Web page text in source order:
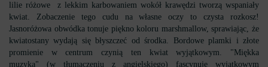
lilie różowe z lekkim karbowaniem wokół krawędzi tworzą wspaniały
kwiat. Zobaczenie tego cudu na własne oczy to czysta rozkosz!
Jasnoróżowa obwódka tonuje piękno koloru marshmallow, sprawiając, że
kwiatostany wydają się błyszczeć od środka. Bordowe plamki i złote
promienie w centrum czynią ten kwiat wyjątkowym. "Miękka
muzyka" (w tłumaczeniu z angielskiego) fascynuje wyjątkowym